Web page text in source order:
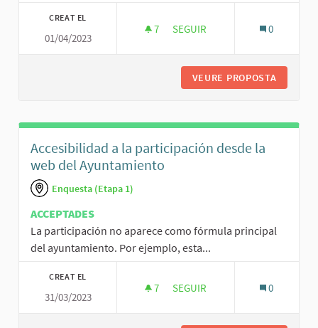
CREAT EL
01/04/2023
7 7 SEGUIDORES
SEGUIR 0
VEURE PROPOSTA
Accesibilidad a la participación desde la
web del Ayuntamiento
Enquesta (Etapa 1)
ACCEPTADES
La participación no aparece como fórmula principal
del ayuntamiento. Por ejemplo, esta...
CREAT EL
31/03/2023
7 7 SEGUIDORES
SEGUIR 0